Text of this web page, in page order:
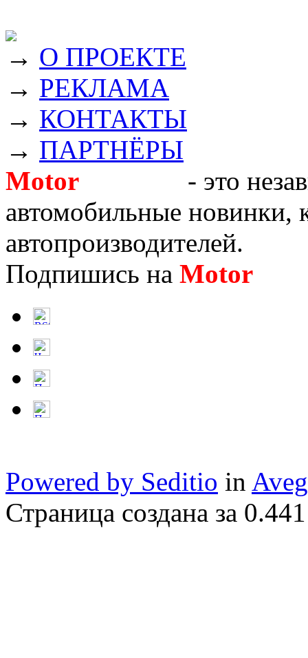
→ О ПРОЕКТЕ
→ РЕКЛАМА
→ КОНТАКТЫ
→ ПАРТНЁРЫ
Motor
- это
автомобильные новинки,
автопроизводителей.
Подпишись на Motor
Powered by Seditio in
Страница создана за